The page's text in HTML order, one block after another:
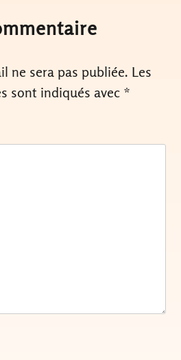
ne sera pas publiée. Les
sont indiqués avec *